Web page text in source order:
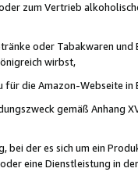
zum Vertrieb
oder Tabakwaren
wirbst,
für die Amazon-Webseite in
gemäß Anhang
der es sich um ein
eine Dienstleistung in